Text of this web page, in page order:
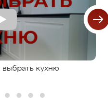
выбрать кухню